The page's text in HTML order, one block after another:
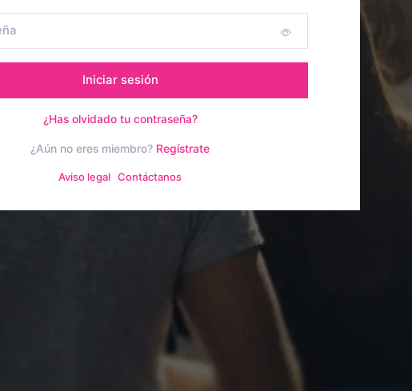
Iniciar sesión
¿Has olvidado tu contraseña?
¿Aún no eres miembro? Regístrate
Aviso legal Contáctanos